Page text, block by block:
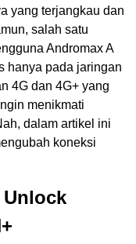
yang terjangkau dan
salah satu
Andromax A
hanya pada jaringan
4G dan 4G+ yang
menikmati
dalam artikel ini
koneksi
Unlock